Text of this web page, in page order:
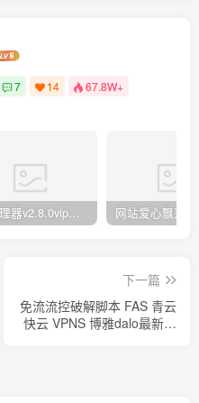
7 14 67.8W+
MT管理器v2.8.0vip破解版 网站爱心飘落
下一篇
免流流控破解脚本 FAS 青云
快云 VPNS 博雅dalo最新集